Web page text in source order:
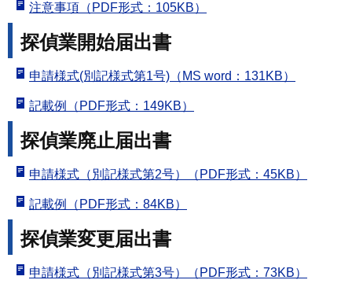
注意事項（PDF形式：105KB）
探偵業開始届出書
申請様式(別記様式第1号)（MS word：131KB）
記載例（PDF形式：149KB）
探偵業廃止届出書
申請様式（別記様式第2号）（PDF形式：45KB）
記載例（PDF形式：84KB）
探偵業変更届出書
申請様式（別記様式第3号）（PDF形式：73KB）